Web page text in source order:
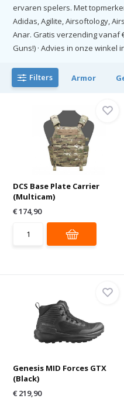
ervaren spelers. Met
Adidas, Agilite, Airsoftology,
Anar. Gratis verzending vanaf
Guns!) · Advies in onze winkel
Filters Armor
DCS Base Plate Carrier
(Multicam)
€ 174,90
Genesis MID Forces GTX
(Black)
€ 219,90